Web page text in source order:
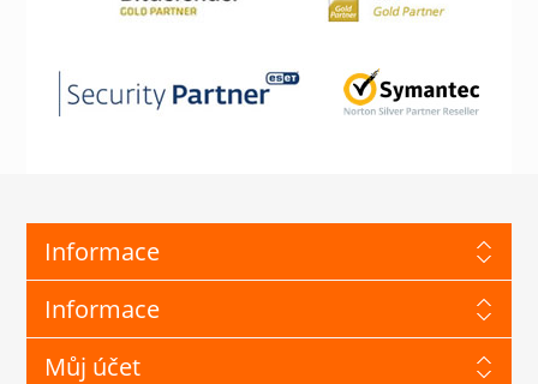
Informace
Informace
Můj účet